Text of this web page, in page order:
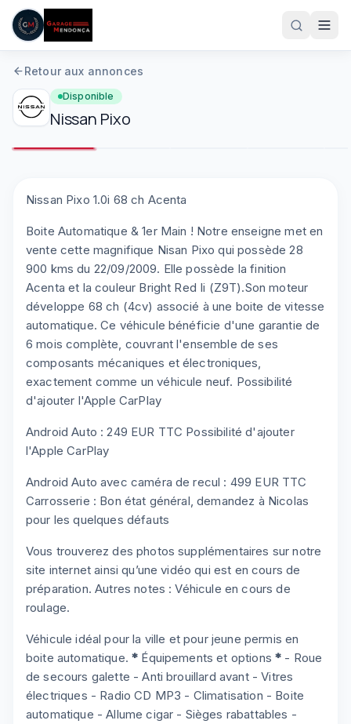
Aller au contenu principal
05 61 83 78 05
Retour aux annonces
Disponible
Nissan Pixo
Nissan Pixo 1.0i 68 ch Acenta
Boite Automatique & 1er Main ! Notre enseigne met en
vente cette magnifique Nisan Pixo qui possède 28
900 kms du 22/09/2009. Elle possède la finition
Acenta et la couleur Bright Red Ii (Z9T).Son moteur
développe 68 ch (4cv) associé à une boite de vitesse
automatique. Ce véhicule bénéficie d'une garantie de
6 mois complète, couvrant l'ensemble de ses
composants mécaniques et électroniques,
exactement comme un véhicule neuf. Possibilité
d'ajouter l'Apple CarPlay
Android Auto : 249 EUR TTC Possibilité d'ajouter
l'Apple CarPlay
Android Auto avec caméra de recul : 499 EUR TTC
Carrosserie : Bon état général, demandez à Nicolas
pour les quelques défauts
Vous trouverez des photos supplémentaires sur notre
site internet ainsi qu’une vidéo qui est en cours de
préparation. Autres notes : Véhicule en cours de
roulage.
Véhicule idéal pour la ville et pour jeune permis en
boite automatique.* Équipements et options* - Roue
de secours galette - Anti brouillard avant - Vitres
électriques - Radio CD MP3 - Climatisation - Boite
automatique - Allume cigar - Sièges rabattables -